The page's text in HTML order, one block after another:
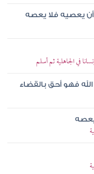
أن يعصيه فلا يعصه
في الجاهلية ثم أسلم
فهو أحق بالقضاء
يعصه